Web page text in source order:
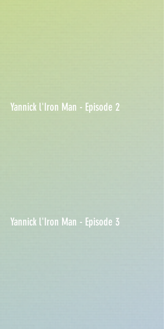
Yannick l'Iron Man - Episode 2
Yannick l'Iron Man - Episode 3